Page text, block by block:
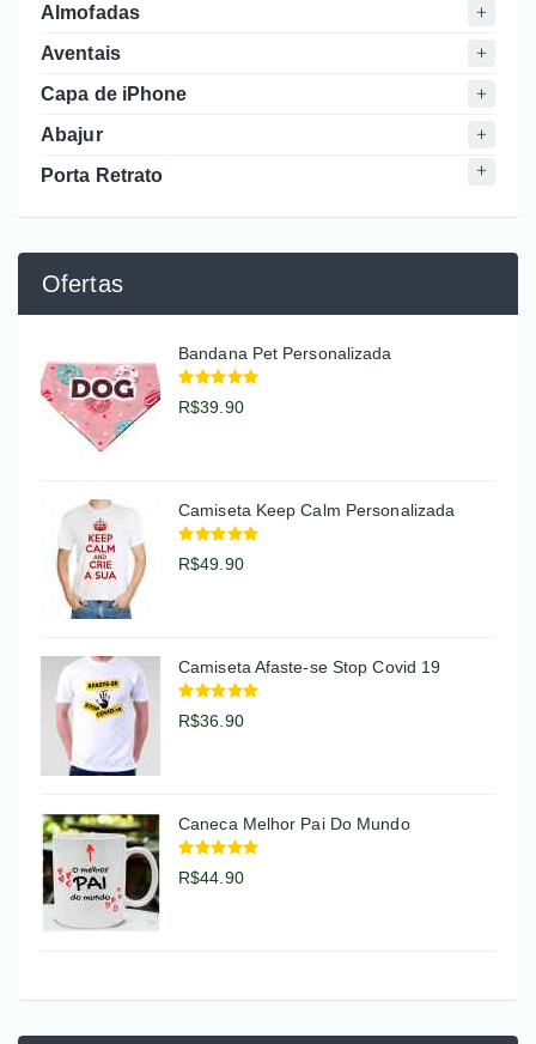
Almofadas
Aventais
Capa de iPhone
Abajur
Porta Retrato
Ofertas
Bandana Pet Personalizada
R$39.90
Camiseta Keep Calm Personalizada
R$49.90
Camiseta Afaste-se Stop Covid 19
R$36.90
Caneca Melhor Pai Do Mundo
R$44.90